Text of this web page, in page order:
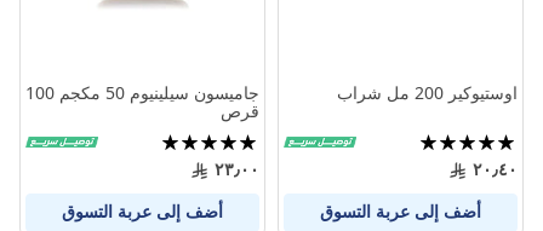
اوستيوكير 200 مل شراب
تقييم:
100%
٢٠٫٤٠
أضف إلى عربة التسوق
جاميسون سيلينيوم 50 مكجم 100
قرص
تقييم:
100%
٢٣٫٠٠
أضف إلى عربة التسوق